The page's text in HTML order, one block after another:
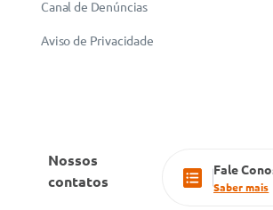
Canal de Denúncias
Aviso de Privacidade
Nossos
contatos
Fale
Saber mais